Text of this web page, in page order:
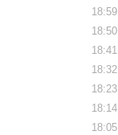
18:59
18:50
18:41
18:32
18:23
18:14
18:05